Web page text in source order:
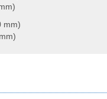
mm)